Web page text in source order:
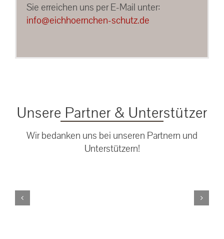
Sie erreichen uns per E-Mail unter:
info@eichhoernchen-schutz.de
Unsere Partner & Unterstützer
Wir bedanken uns bei unseren Partnern und
Unterstützern!